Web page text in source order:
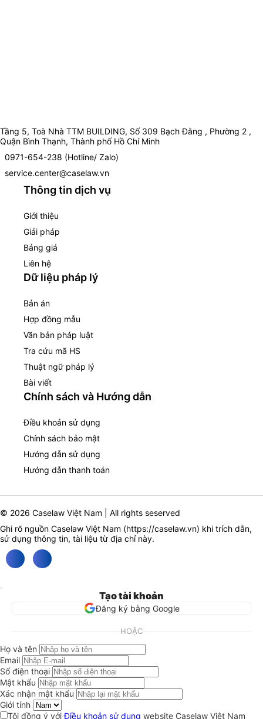
Tầng 5, Toà Nhà TTM BUILDING, Số 309 Bạch Đằng , Phường 2 ,
Quận Bình Thạnh, Thành phố Hồ Chí Minh
0971-654-238 (Hotline/ Zalo)
service.center@caselaw.vn
Thông tin dịch vụ
Giới thiệu
Giải pháp
Bảng giá
Liên hệ
Dữ liệu pháp lý
Bản án
Hợp đồng mẫu
Văn bản pháp luật
Tra cứu mã HS
Thuật ngữ pháp lý
Bài viết
Chính sách và Hướng dẫn
Điều khoản sử dụng
Chính sách bảo mật
Hướng dẫn sử dụng
Hướng dẫn thanh toán
© 2026 Caselaw Việt Nam | All rights seserved
Ghi rõ nguồn Caselaw Việt Nam (https://caselaw.vn) khi trích dẫn,
sử dụng thông tin, tài liệu từ địa chỉ này.
Tạo tài khoản
Đăng ký bằng Google
HOẶC
Họ và tên
Email
Số điện thoại
Mật khẩu
Xác nhận mật khẩu
Giới tính
Tôi đồng ý vớiĐiều khoản sử dụng website Caselaw Việt Nam